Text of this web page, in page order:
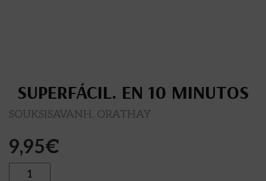
SUPERFÁCIL. EN 10 MINUTOS
SOUKSISAVANH, ORATHAY
9,95€
Cantidad